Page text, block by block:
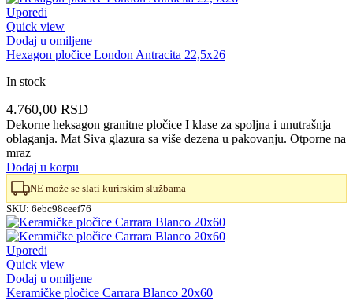
Uporedi
Quick view
Dodaj u omiljene
Hexagon pločice London Antracita 22,5x26
In stock
4.760,00 RSD
Dekorne heksagon granitne pločice I klase za spoljna i unutrašnja
oblaganja. Mat Siva glazura sa više dezena u pakovanju. Otporne na
mraz
Dodaj u korpu
NE može se slati kurirskim službama
SKU: 6ebc98ceef76
Uporedi
Quick view
Dodaj u omiljene
Keramičke pločice Carrara Blanco 20x60